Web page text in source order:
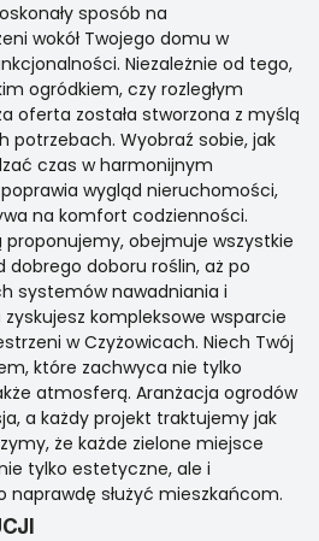
sposób na
wokół Twojego domu w
Niezależnie od tego,
ogródkiem, czy rozległym
oferta została stworzona z myślą
potrzebach. Wyobraź sobie, jak
czas w harmonijnym
wygląd nieruchomości,
na komfort codzienności.
proponujemy, obejmuje wszystkie
doboru roślin, aż po
systemów nawadniania i
kompleksowe wsparcie
w Czyżowicach. Niech Twój
które zachwyca nie tylko
atmosferą. Aranżacja ogrodów
a każdy projekt traktujemy jak
że każde zielone miejsce
tylko estetyczne, ale i
naprawdę służyć mieszkańcom.